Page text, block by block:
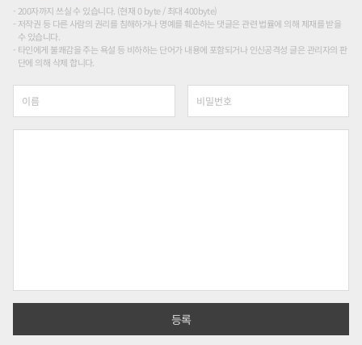
200자까지 쓰실 수 있습니다. (현재 0 byte / 최대 400byte)
저작권 등 다른 사람의 권리를 침해하거나 명예를 훼손하는 댓글은 관련 법률에 의해 제재를 받을
수 있습니다.
타인에게 불쾌감을 주는 욕설 등 비하하는 단어가 내용에 포함되거나 인신공격성 글은 관리자의 판
단에 의해 삭제 합니다.